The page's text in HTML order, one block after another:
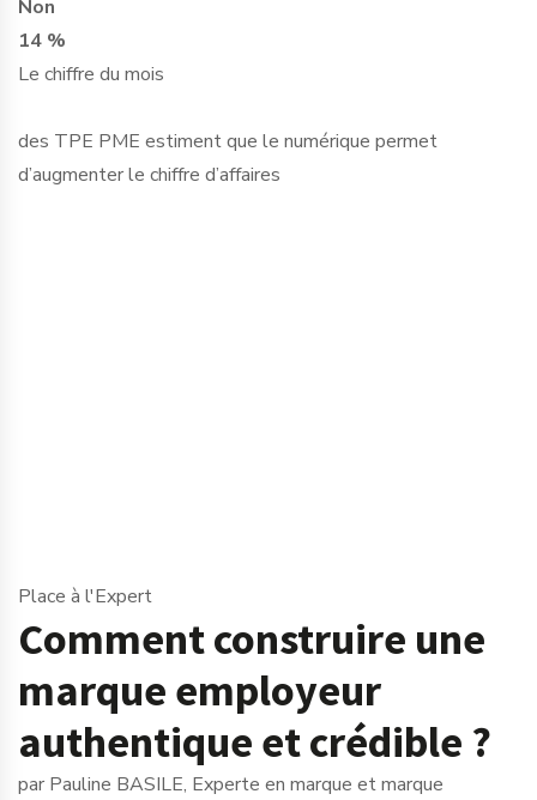
Non
14 %
Le chiffre du mois
des TPE PME estiment que le numérique permet
d’augmenter le chiffre d’affaires
Place à l'Expert
Comment construire une
marque employeur
authentique et crédible ?
par Pauline BASILE, Experte en marque et marque